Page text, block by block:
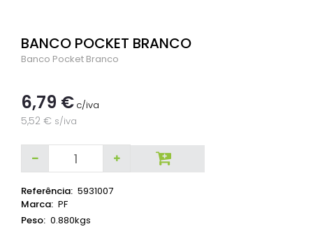
BANCO POCKET BRANCO
Banco Pocket Branco
6,79 € c/iva
5,52 € s/iva
Referência: 5931007
Marca: PF
Peso: 0.880kgs